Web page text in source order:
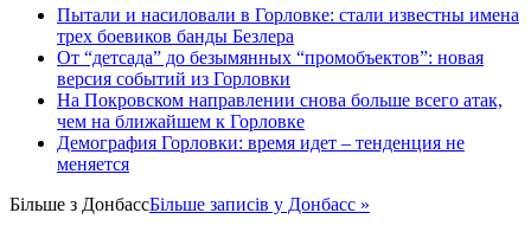
Пытали и насиловали в Горловке: стали известны имена
трех боевиков банды Безлера
От “детсада” до безымянных “промобъектов”: новая
версия событий из Горловки
На Покровском направлении снова больше всего атак,
чем на ближайшем к Горловке
Демография Горловки: время идет – тенденция не
меняется
Більше з ДонбассБільше записів у Донбасс »